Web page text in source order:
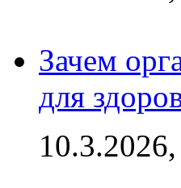
Зачем
для